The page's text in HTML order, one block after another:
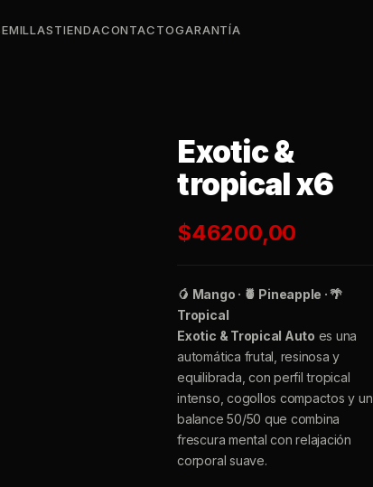
TIENDACONTACTOGARANTÍA
Exotic &
tropical x6
$46200,00
🥭 Mango · 🍍 Pineapple · 🌴
Tropical
Exotic & Tropical Auto es una
automática frutal, resinosa y
equilibrada, con perfil tropical
intenso, cogollos compactos y un
balance 50/50 que combina
frescura mental con relajación
corporal suave.